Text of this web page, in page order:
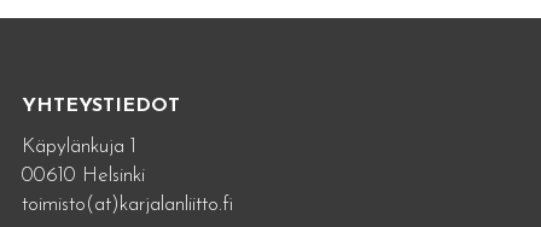
YHTEYSTIEDOT
Käpylänkuja 1
00610 Helsinki
toimisto(at)karjalanliitto.fi